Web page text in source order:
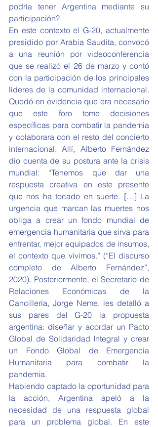
podría tener Argentina mediante su
participación?
En este contexto el G-20, actualmente
presidido por Arabia Saudita, convocó
a una reunión por videoconferencia
que se realizó el 26 de marzo y contó
con la participación de los principales
líderes de la comunidad internacional.
Quedó en evidencia que era necesario
que este foro tome decisiones
específicas para combatir la pandemia
y colaborara con el resto del concierto
internacional. Allí, Alberto Fernández
dio cuenta de su postura ante la crisis
mundial: “Tenemos que dar una
respuesta creativa en este presente
que nos ha tocado en suerte. […] La
urgencia que marcan las muertes nos
obliga a crear un fondo mundial de
emergencia humanitaria que sirva para
enfrentar, mejor equipados de insumos,
el contexto que vivimos.” (“El discurso
completo de Alberto Fernández”,
2020). Posteriormente, el Secretario de
Relaciones Económicas de la
Cancillería, Jorge Neme, les detalló a
sus pares del G-20 la propuesta
argentina: diseñar y acordar un Pacto
Global de Solidaridad Integral y crear
un Fondo Global de Emergencia
Humanitaria para combatir la
pandemia.
Habiendo captado la oportunidad para
la acción, Argentina apeló a la
necesidad de una respuesta global
para un problema global. En este